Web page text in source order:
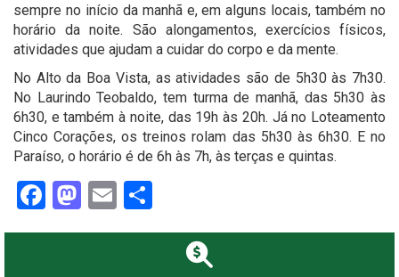
sempre no início da manhã e, em alguns locais, também no
horário da noite. São alongamentos, exercícios físicos,
atividades que ajudam a cuidar do corpo e da mente.
No Alto da Boa Vista, as atividades são de 5h30 às 7h30.
No Laurindo Teobaldo, tem turma de manhã, das 5h30 às
6h30, e também à noite, das 19h às 20h. Já no Loteamento
Cinco Corações, os treinos rolam das 5h30 às 6h30. E no
Paraíso, o horário é de 6h às 7h, às terças e quintas.
Facebook
Mastodon
Email